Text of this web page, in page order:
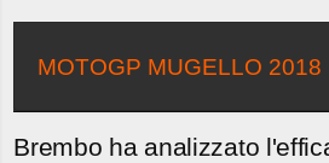
MOTOGP MUGELLO 2018
Brembo ha analizzato